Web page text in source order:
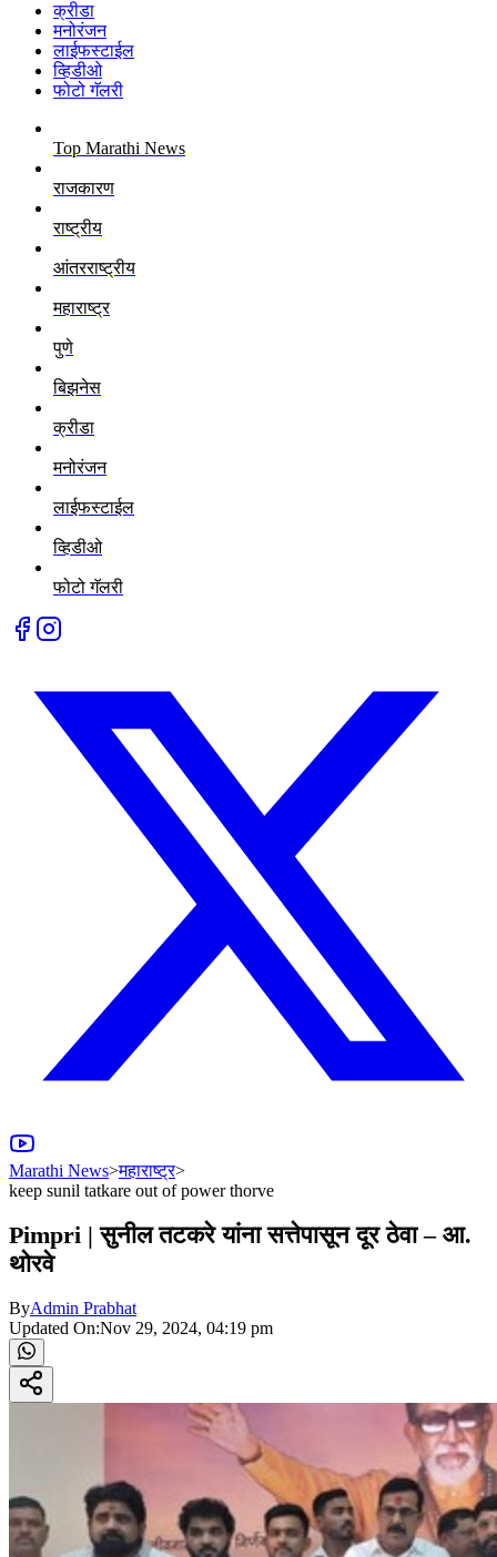
क्रीडा
मनोरंजन
लाईफस्टाईल
व्हिडीओ
फोटो गॅलरी
Top Marathi News
राजकारण
राष्ट्रीय
आंतरराष्ट्रीय
महाराष्ट्र
पुणे
बिझनेस
क्रीडा
मनोरंजन
लाईफस्टाईल
व्हिडीओ
फोटो गॅलरी
Marathi News>महाराष्ट्र>
keep sunil tatkare out of power thorve
Pimpri | सुनील तटकरे यांना सत्तेपासून दूर ठेवा – आ.
थोरवे
ByAdmin Prabhat
Updated On:Nov 29, 2024, 04:19 pm